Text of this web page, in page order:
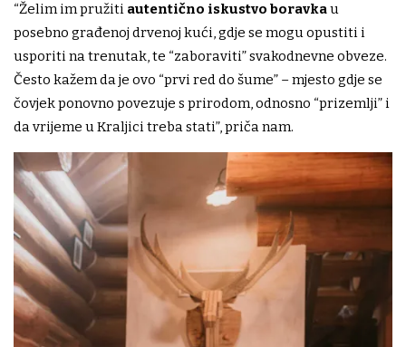
“Želim im pružiti autentično iskustvo boravkau
posebno građenoj drvenoj kući, gdje se mogu opustiti i
usporiti na trenutak, te “zaboraviti” svakodnevne obveze.
Često kažem da je ovo “prvi red do šume” – mjesto gdje se
čovjek ponovno povezuje s prirodom, odnosno “prizemlji” i
da vrijeme u Kraljici treba stati”, priča nam.